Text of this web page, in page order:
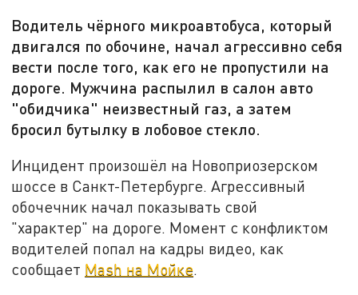
Водитель чёрного микроавтобуса, который
двигался по обочине, начал агрессивно себя
вести после того, как его не пропустили на
дороге. Мужчина распылил в салон авто
"обидчика" неизвестный газ, а затем
бросил бутылку в лобовое стекло.
Инцидент произошёл на Новоприозерском
шоссе в Санкт-Петербурге. Агрессивный
обочечник начал показывать свой
"характер" на дороге. Момент с конфликтом
водителей попал на кадры видео, как
сообщает Mash на Мойке.